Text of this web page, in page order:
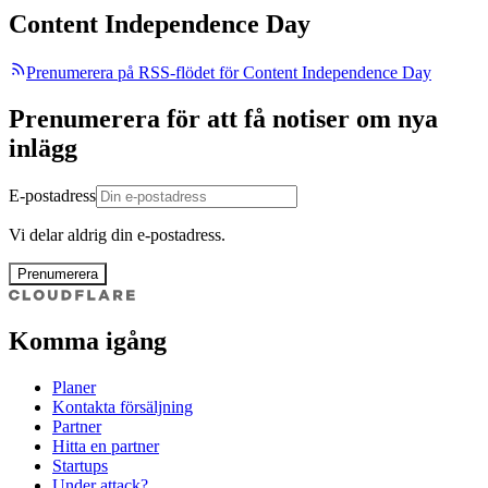
Content Independence Day
Prenumerera på RSS-flödet för Content Independence Day
Prenumerera för att få notiser om nya
inlägg
E-postadress
Vi delar aldrig din e-postadress.
Prenumerera
Komma igång
Planer
Kontakta försäljning
Partner
Hitta en partner
Startups